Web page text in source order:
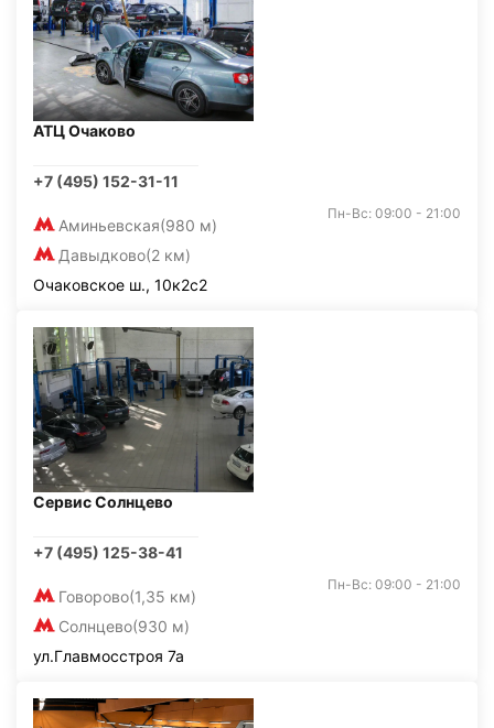
АТЦ Очаково
+7 (495) 152-31-11
Аминьевская(980 м)
Давыдково(2 км)
Пн-Вс: 09:00 - 21:00
Очаковское ш., 10к2с2
Сервис Солнцево
+7 (495) 125-38-41
Говорово(1,35 км)
Солнцево(930 м)
Пн-Вс: 09:00 - 21:00
ул.Главмосстроя 7а